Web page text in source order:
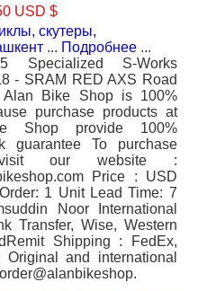
USD $
скутеры,
... Подробнее ...
Specialized S-Works
- SRAM RED AXS Road
Alan Bike Shop is 100%
purchase products at
Shop provide 100%
guarantee To purchase
our website :
Price : USD
1 Unit Lead Time: 7
Noor International
Transfer, Wise, Western
Shipping : FedEx,
and international